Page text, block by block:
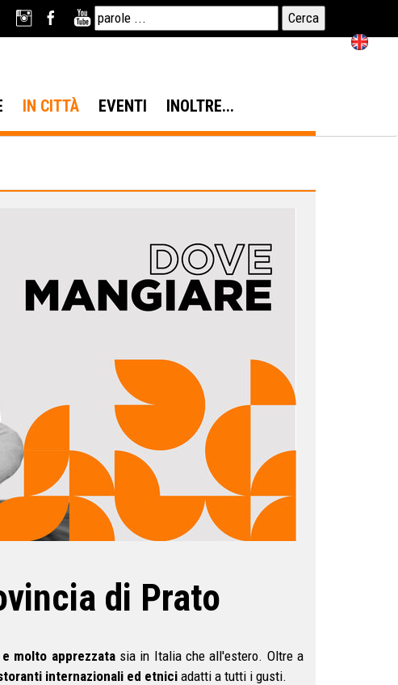
IN CITTÀ EVENTI INOLTRE...
di Prato
molto apprezzata sia in Italia che all'estero. Oltre a
internazionali ed etniciadatti a tutti i gusti.